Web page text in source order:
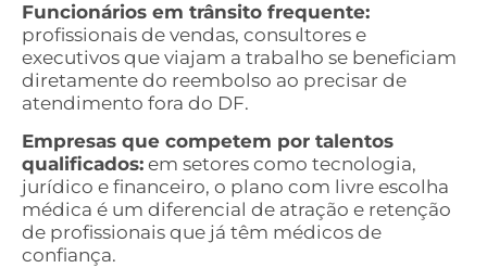
Funcionários em trânsito frequente:
profissionais de vendas, consultores e
executivos que viajam a trabalho se beneficiam
diretamente do reembolso ao precisar de
atendimento fora do DF.
Empresas que competem por talentos
qualificados: em setores como tecnologia,
jurídico e financeiro, o plano com livre escolha
médica é um diferencial de atração e retenção
de profissionais que já têm médicos de
confiança.